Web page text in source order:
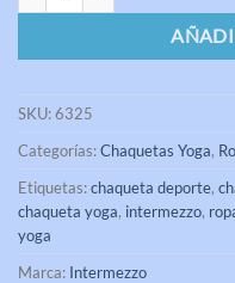
SKU:6325
Categorías:Chaquetas Yoga,
Etiquetas:chaqueta deporte,
chaqueta yoga, intermezzo,
yoga
Marca: Intermezzo